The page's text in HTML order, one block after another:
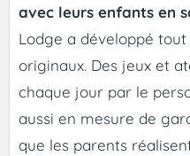
avec leurs enfants en
Lodge a développé
originaux. Des jeux et
chaque jour par le
aussi en mesure de
que les parents